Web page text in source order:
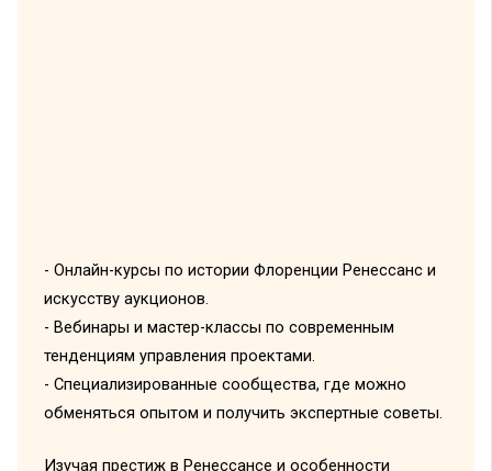
- Онлайн-курсы по истории Флоренции Ренессанс и
искусству аукционов.
- Вебинары и мастер-классы по современным
тенденциям управления проектами.
- Специализированные сообщества, где можно
обменяться опытом и получить экспертные советы.
Изучая престиж в Ренессансе и особенности